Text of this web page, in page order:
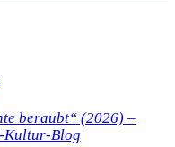
beraubt“ (2026) –
Kultur-Blog